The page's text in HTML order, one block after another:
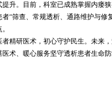
提升。目前，科室已成熟掌握内瘘
者“筛查、常规透析、通路维护与修
者精研医术，初心守护民生。未来
医术、暖心服务坚守透析患者生命